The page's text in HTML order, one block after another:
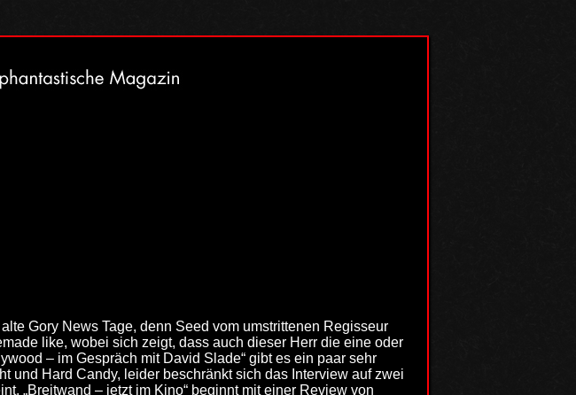
Gory News Tage, denn Seed vom umstrittenen Regisseur
like, wobei sich zeigt, dass auch dieser Herr die eine oder
– im Gespräch mit David Slade“ gibt es ein paar sehr
und Hard Candy, leider beschränkt sich das Interview auf zwei
„Breitwand – jetzt im Kino“ beginnt mit einer Review von